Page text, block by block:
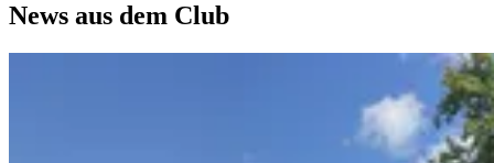
News aus dem Club